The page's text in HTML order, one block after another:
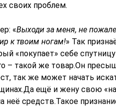
своих проблем.
«Выходи за меня, не
к твоим ногам!» Так
«покупает» себе
– такой же товар.Он
так же может начать
ещё и жену свою
неё средств.Такое